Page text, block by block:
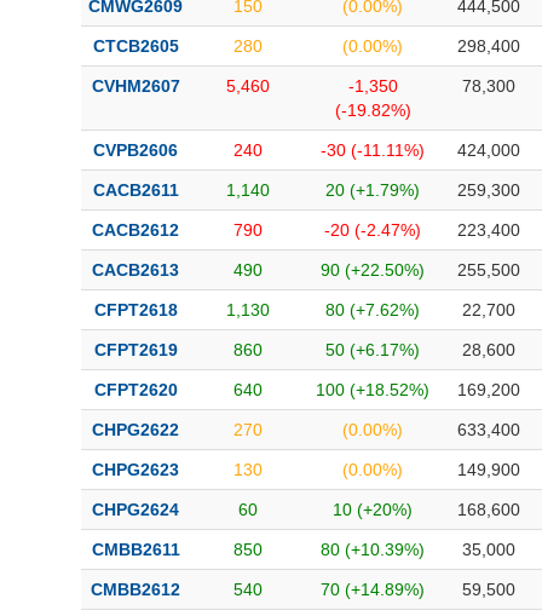
CMWG2609 150 (0.00%) 444,500
CTCB2605 280 (0.00%) 298,400
CVHM2607 5,460
-1,350
(-19.82%)
78,300
CVPB2606 240 -30 (-11.11%) 424,000
CACB2611 1,140 20 (+1.79%) 259,300
CACB2612 790 -20 (-2.47%) 223,400
CACB2613 490 90 (+22.50%) 255,500
CFPT2618 1,130 80 (+7.62%) 22,700
CFPT2619 860 50 (+6.17%) 28,600
CFPT2620 640 100 (+18.52%) 169,200
CHPG2622 270 (0.00%) 633,400
CHPG2623 130 (0.00%) 149,900
CHPG2624 60 10 (+20%) 168,600
CMBB2611 850 80 (+10.39%) 35,000
CMBB2612 540 70 (+14.89%) 59,500